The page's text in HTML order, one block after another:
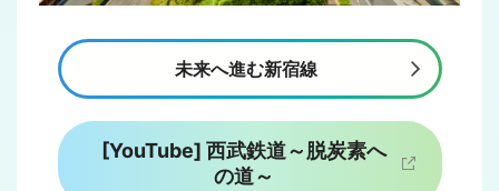
未来へ進む新宿線
[YouTube] 西武鉄道～脱炭素へ
の道～